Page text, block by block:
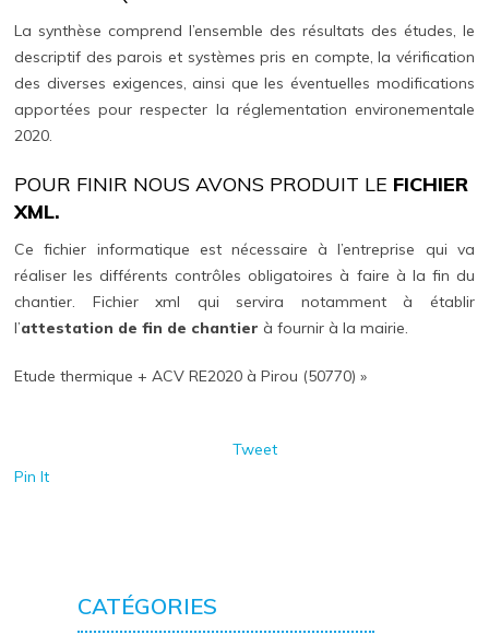
La synthèse comprend l’ensemble des résultats des études, le
descriptif des parois et systèmes pris en compte, la vérification
des diverses exigences, ainsi que les éventuelles modifications
apportées pour respecter la réglementation environementale
2020.
POUR FINIR NOUS AVONS PRODUIT LE FICHIER
XML.
Ce fichier informatique est nécessaire à l’entreprise qui va
réaliser les différents contrôles obligatoires à faire à la fin du
chantier. Fichier xml qui servira notamment à établir
l’attestation de fin de chantier à fournir à la mairie.
Etude thermique + ACV RE2020 à Pirou (50770) »
Tweet
Pin It
CATÉGORIES